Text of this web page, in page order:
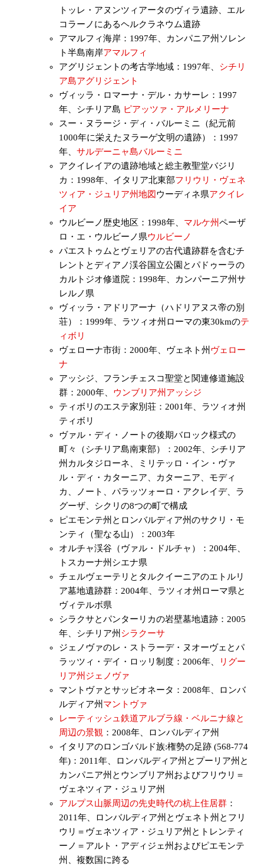
トッレ・アヌンツィアータのヴィラ遺跡、エル
コラーノにあるヘルクラネウム遺跡
アマルフィ海岸：1997年、カンパニア州ソレン
ト半島南岸アマルフィ
アグリジェントの考古学地域：1997年、 シチリ
ア島アグリジェント
ヴィッラ・ロマーナ・デル・カサーレ：1997
年、シチリア島 ピアッツァ・アルメリーナ
スー・ヌラージ・ディ・バルーミニ（紀元前
1000年に栄えたヌラーゲ文明の遺跡）：1997
年、 サルデーニャ島バルーミニ
アクイレイアの遺跡地域と総主教聖堂バジリ
カ：1998年、イタリア北東部フリウリ・ヴェネ
ツィア・ジュリア州地図 ウーディネ県アクイレ
イア
ウルビーノ歴史地区：1998年、 マルケ州ペーザ
ロ・エ・ウルビーノ県ウルビーノ
パエストゥムとヴェリアの古代遺跡群を含むチ
レントとディアノ渓谷国立公園とパドゥーラの
カルトジオ修道院：1998年、カンパーニア州サ
レルノ県
ヴィッラ・アドリアーナ（ハドリアヌス帝の別
荘）：1999年、ラツィオ州ローマの東30kmのテ
ィボリ
ヴェローナ市街：2000年、ヴェネト州 ヴェロー
ナ
アッシジ、フランチェスコ聖堂と関連修道施設
群：2000年、 ウンブリア州 アッシジ
ティボリのエステ家別荘：2001年、ラツィオ州
ティボリ
ヴァル・ディ・ノートの後期バロック様式の
町々（シチリア島南東部）：2002年、シチリア
州カルタジローネ、ミリテッロ・イン・ヴァ
ル・ディ・カターニア、カターニア、モディ
カ、ノート、パラッツォーロ・アクレイデ、ラ
グーザ、シクリの8つの町で構成
ピエモンテ州とロンバルディア州のサクリ・モ
ンティ（聖なる山）：2003年
オルチャ渓谷（ヴァル・ドルチャ）：2004年、
トスカーナ州シエナ県
チェルヴェーテリとタルクイーニアのエトルリ
ア墓地遺跡群：2004年、ラツィオ州ローマ県と
ヴィテルボ県
シラクサとパンターリカの岩壁墓地遺跡：2005
年、シチリア州 シラクーサ
ジェノヴァのレ・ストラーデ・ヌオーヴェとパ
ラッツィ・デイ・ロッリ制度：2006年、
リグー
リア州 ジェノヴァ
マントヴァとサッビオネータ：2008年、ロンバ
ルディア州 マントヴァ
レーティッシュ鉄道アルブラ線・ベルニナ線と
周辺の景観 ：2008年、ロンバルディア州
イタリアのロンゴバルド族:権勢の足跡 (568-774
年)：2011年、ロンバルディア州とプーリア州と
カンパニア州とウンブリア州およびフリウリ＝
ヴェネツィア・ジュリア州
アルプス山脈周辺の先史時代の杭上住居群 ：
2011年、ロンバルディア州とヴェネト州とフリ
ウリ＝ヴェネツィア・ジュリア州とトレンティ
ーノ＝アルト・アディジェ州およびピエモンテ
州、複数国に跨る